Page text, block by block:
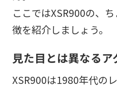
ここではXSR900の、
徴を紹介しましょう。
見た目とは異なる
XSR900は1980年代の